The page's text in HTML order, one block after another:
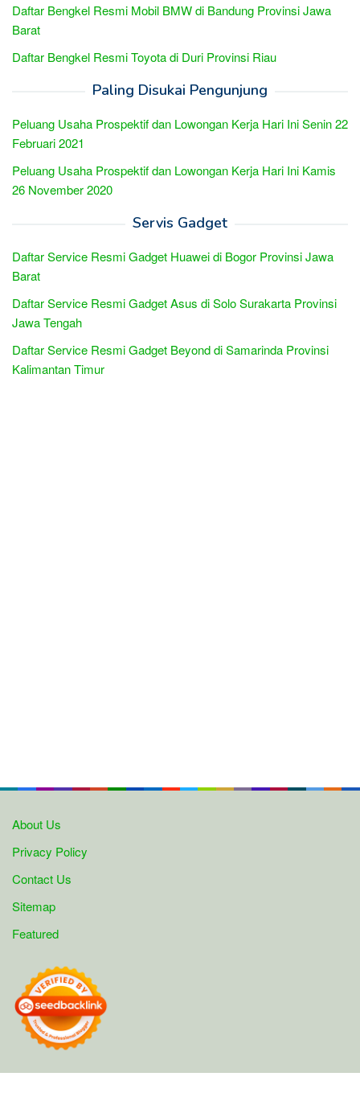
Daftar Bengkel Resmi Mobil BMW di Bandung Provinsi Jawa
Barat
Daftar Bengkel Resmi Toyota di Duri Provinsi Riau
Paling Disukai Pengunjung
Peluang Usaha Prospektif dan Lowongan Kerja Hari Ini Senin 22
Februari 2021
Peluang Usaha Prospektif dan Lowongan Kerja Hari Ini Kamis
26 November 2020
Servis Gadget
Daftar Service Resmi Gadget Huawei di Bogor Provinsi Jawa
Barat
Daftar Service Resmi Gadget Asus di Solo Surakarta Provinsi
Jawa Tengah
Daftar Service Resmi Gadget Beyond di Samarinda Provinsi
Kalimantan Timur
About Us
Privacy Policy
Contact Us
Sitemap
Featured